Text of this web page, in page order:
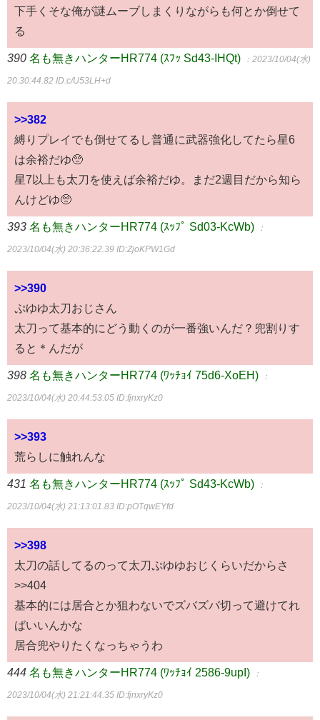
下手くそな俺が謎ムーブしまくりながらも何とか倒せて
る
390 名も無きハンターHR774 (ｽﾌｯ Sd43-IHQt) ：2023/10/04(水)
20:30:44.82 ID:c/U53LH+d
>>382
縛りプレイでも倒せてるし普通に武器強化してたら星6
は余裕だゆ🥺
星7以上も太刀を使えば余裕だゆ。まだ2週目だから知ら
んけどゆ🥺
393 名も無きハンターHR774 (ｽｯﾌﾟ Sd03-KcWb) ：
2023/10/04(水) 20:36:22.39 ID:ZjoKPW1Gd
>>390
ぷゆゆ太刀おじさん
太刀って基本的にどう動くのが一番強いんだ？兜割りす
ると＊んだが
398 名も無きハンターHR774 (ﾜｯﾁｮｲ 75d6-XoEH) ：
2023/10/04(水) 20:44:53.05 ID:fjnxryKz0
>>393
荒らしに触れんな
431 名も無きハンターHR774 (ｽｯﾌﾟ Sd43-KcWb) ：
2023/10/04(水) 21:13:01.83 ID:pOTqwEYfd
>>398
太刀の話してるのって太刀ぷゆゆおじくらいだからさ
>>404
基本的には居合とか狙わないでズバズバ切って避けてれ
ばいいんかな
居合兜やりたくなっちゃうわ
444 名も無きハンターHR774 (ﾜｯﾁｮｲ 2586-9upI) ：
2023/10/04(水) 21:21:44.35 ID:fjnxryKz0